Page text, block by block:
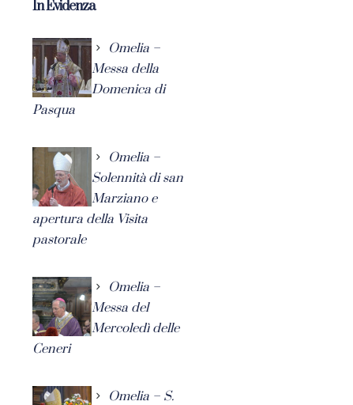
In Evidenza
Omelia –
Messa della
Domenica di
Pasqua
Omelia –
Solennità di san
Marziano e
apertura della Visita
pastorale
Omelia –
Messa del
Mercoledì delle
Ceneri
Omelia – S.